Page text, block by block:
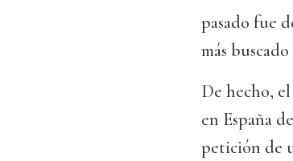
pasado fue
más
De hecho,
en España
petición de